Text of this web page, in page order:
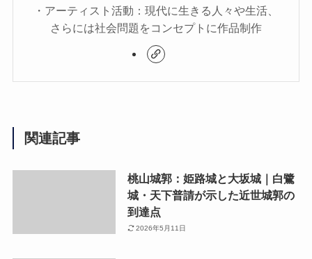
・アーティスト活動：現代に生きる人々や生活、
さらには社会問題をコンセプトに作品制作
関連記事
桃山城郭：姫路城と大坂城｜白鷺
城・天下普請が示した近世城郭の
到達点
2026年5月11日